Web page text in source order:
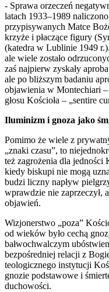
- Sprawa orzeczeń
latach 1933–1989
przypisywanych Matce
krzyże i płaczące figury
(katedra w Lublinie 1949
ale wiele zostało
zaś najpierw zyskały
ale po bliższym badaniu
objawienia w Montechiari –
głosu Kościoła – „sentire
Iluminizm i gnoza jako
Pomimo że wiele z
„znaki czasu”, to
też zagrożenia dla jedności
kiedy biskupi nie mogą
budzi liczny napływ
wprawdzie nie zaprzeczył,
objawień.
Wizjonerstwo „poza”
od wieków było cechą
bałwochwalczym
bezpośredniej relacji z
teologicznego instytucji
gnozie podstawowe i
duchowości.